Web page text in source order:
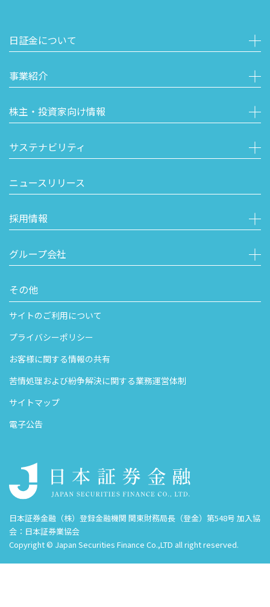
日証金について
事業紹介
株主・投資家向け情報
サステナビリティ
ニュースリリース
採用情報
グループ会社
その他
サイトのご利用について
プライバシーポリシー
お客様に関する情報の共有
苦情処理および紛争解決に関する業務運営体制
サイトマップ
電子公告
日本証券金融（株）登録金融機関 関東財務局長（登金）第548号 加入協
会：日本証券業協会
Copyright © Japan Securities Finance Co.,LTD all right reserved.